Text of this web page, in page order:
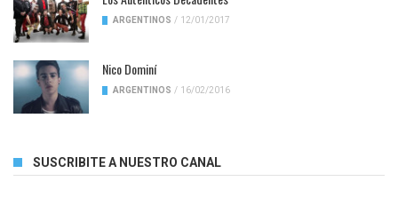
ARGENTINOS / 12/01/2017
Nico Dominí
ARGENTINOS / 16/02/2016
SUSCRIBITE A NUESTRO CANAL